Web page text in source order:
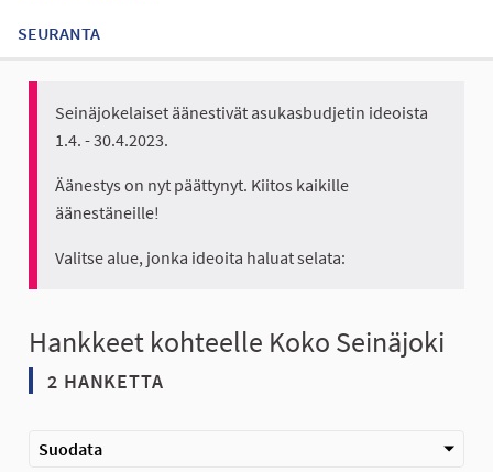
SEURANTA
Seinäjokelaiset äänestivät asukasbudjetin ideoista
1.4. - 30.4.2023.
Äänestys on nyt päättynyt. Kiitos kaikille
äänestäneille!
Valitse alue, jonka ideoita haluat selata:
Hankkeet kohteelle Koko Seinäjoki
2 HANKETTA
Suodata